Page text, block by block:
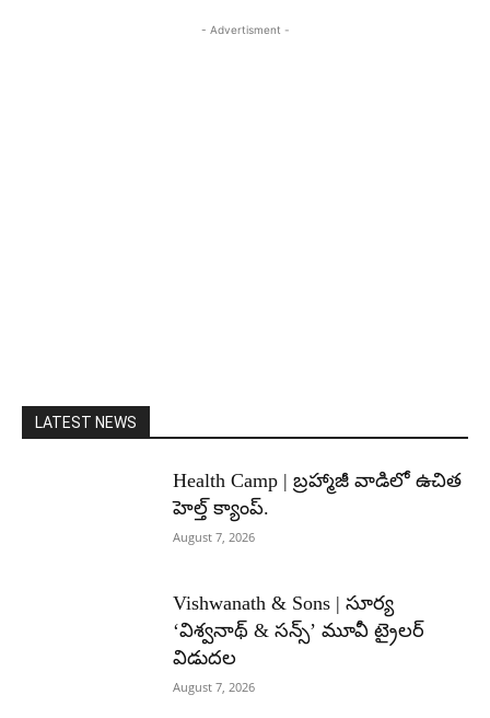
- Advertisment -
LATEST NEWS
Health Camp | బ్రహ్మాజీ వాడిలో ఉచిత
హెల్త్ క్యాంప్.
August 7, 2026
Vishwanath & Sons | సూర్య
‘విశ్వనాథ్ & సన్స్’ మూవీ ట్రైలర్
విడుదల
August 7, 2026